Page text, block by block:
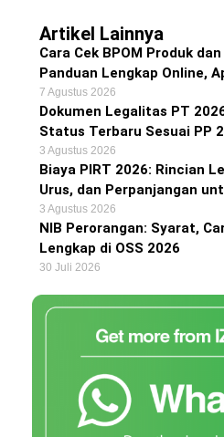
Artikel Lainnya
Cara Cek BPOM Produk
Panduan Lengkap Online,
7 Agustus 2026
Dokumen Legalitas PT
Status Terbaru Sesuai PP
3 Agustus 2026
Biaya PIRT 2026: Rincian
Urus, dan Perpanjangan
3 Agustus 2026
NIB Perorangan: Syarat,
Lengkap di OSS 2026
30 Juli 2026